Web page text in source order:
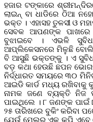
ହଜାର ଟଙ୍କାରେ
ଲାଇନ୍ ବା ଧାଡିରେ ଠିଆ
ଭକ୍ତ । ଏହାସହ ତୁଳସୀ ଓ
ସେବକ ଆପଣଙ୍କ
ବୁଝାଇବେ । ଏଭଳି
ଆପ୍ଲିକେସନରେ ମିଳୁଛି ବୋଲି
ବି ଆସୁଛି ଭକ୍ତଙ୍କୁ । ଏ
ବଡ଼ କଥା ହେଉଛି ଛପନ
ନିର୍ଦ୍ଧାରତ ସମୟରେ ୩୦
ଆଇଡି କାର୍ଡ ମଧ୍ୟ ରଖିବାକୁ
ନାମକ ଜଣେ ବ୍ୟକ୍ତି ନିଜ
ପାଇଥିଲେ । ୮ ଜଣଙ୍କ ପାଇଁ
୨୫ ତାରିଖରେ ବୁକିଂ କରିବା
ଯେଉଁ ମେଲର ଏକ କପି